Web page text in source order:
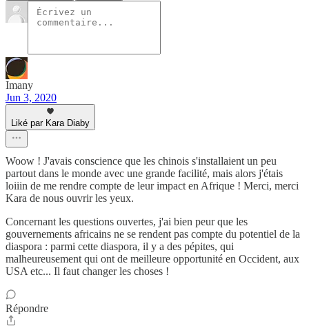
Imany
Jun 3, 2020
Liké par Kara Diaby
Woow ! J'avais conscience que les chinois s'installaient un peu
partout dans le monde avec une grande facilité, mais alors j'étais
loiiin de me rendre compte de leur impact en Afrique ! Merci, merci
Kara de nous ouvrir les yeux.
Concernant les questions ouvertes, j'ai bien peur que les
gouvernements africains ne se rendent pas compte du potentiel de la
diaspora : parmi cette diaspora, il y a des pépites, qui
malheureusement qui ont de meilleure opportunité en Occident, aux
USA etc... Il faut changer les choses !
Répondre